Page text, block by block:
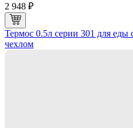
2 948 ₽
Термос 0.5л серии 301 для
чехлом